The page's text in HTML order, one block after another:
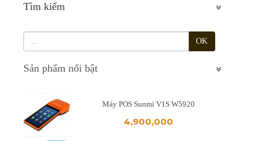
Tìm kiếm
OK
Sản phẩm nổi bật
Máy POS Sunmi V1S W5920
4,900,000